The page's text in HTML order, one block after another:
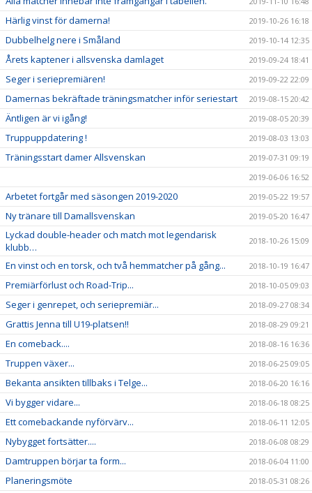
Härlig vinst för damerna! 2019-10-26 16:18
Dubbelhelg nere i Småland 2019-10-14 12:35
Årets kaptener i allsvenska damlaget 2019-09-24 18:41
Seger i seriepremiären! 2019-09-22 22:09
Damernas bekräftade träningsmatcher inför seriestart 2019-08-15 20:42
Äntligen är vi igång! 2019-08-05 20:39
Truppuppdatering ! 2019-08-03 13:03
Träningsstart damer Allsvenskan
2019-07-31 09:19
2019-06-06 16:52
Arbetet fortgår med säsongen 2019-2020 2019-05-22 19:57
Ny tränare till Damallsvenskan 2019-05-20 16:47
Lyckad double-header och match mot legendarisk
klubb…
2018-10-26 15:09
En vinst och en torsk, och två hemmatcher på gång... 2018-10-19 16:47
Premiärförlust och Road-Trip... 2018-10-05 09:03
Seger i genrepet, och seriepremiär... 2018-09-27 08:34
Grattis Jenna till U19-platsen!! 2018-08-29 09:21
En comeback.... 2018-08-16 16:36
Truppen växer... 2018-06-25 09:05
Bekanta ansikten tillbaks i Telge... 2018-06-20 16:16
Vi bygger vidare... 2018-06-18 08:25
Ett comebackande nyförvärv... 2018-06-11 12:05
Nybygget fortsätter.... 2018-06-08 08:29
Damtruppen börjar ta form... 2018-06-04 11:00
Planeringsmöte 2018-05-31 08:26